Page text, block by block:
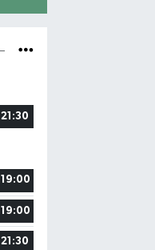
21:30
19:00
19:00
21:30